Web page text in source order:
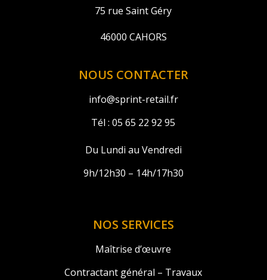
75 rue Saint Géry
46000 CAHORS
NOUS CONTACTER
info@sprint-retail.fr
Tél : 05 65 22 92 95
Du Lundi au Vendredi
9h/12h30 – 14h/17h30
NOS SERVICES
Maîtrise d’œuvre
Contractant général – Travaux